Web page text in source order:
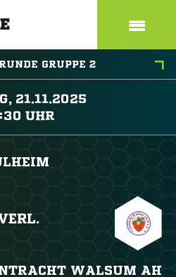
GRUPPE 2


WALSUM AH